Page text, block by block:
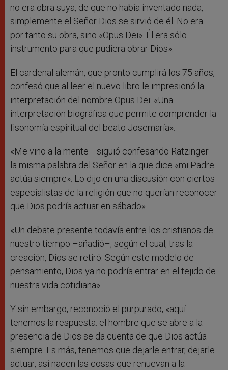
no era obra suya, de que no había inventado nada,
simplemente el Señor Dios se sirvió de él. No era
por tanto su obra, sino «Opus Dei». Él era sólo
instrumento para que pudiera obrar Dios».
El cardenal alemán, que pronto cumplirá los 75 años,
confesó que al leer el nuevo libro le impresionó la
interpretación del nombre Opus Dei: «Una
interpretación biográfica que permite comprender la
fisonomía espiritual del beato Josemaría».
«Me vino a la mente –siguió confesando Ratzinger–
la misma palabra del Señor en la que dice «mi Padre
actúa siempre». Lo dijo en una discusión con ciertos
especialistas de la religión que no querían reconocer
que Dios podría actuar en sábado».
«Un debate presente todavía entre los cristianos de
nuestro tiempo –añadió–, según el cual, tras la
creación, Dios se retiró. Según este modelo de
pensamiento, Dios ya no podría entrar en el tejido de
nuestra vida cotidiana».
Y sin embargo, reconoció el purpurado, «aquí
tenemos la respuesta: el hombre que se abre a la
presencia de Dios se da cuenta de que Dios actúa
siempre. Es más, tenemos que dejarle entrar, dejarle
actuar, así nacen las cosas que renuevan a la